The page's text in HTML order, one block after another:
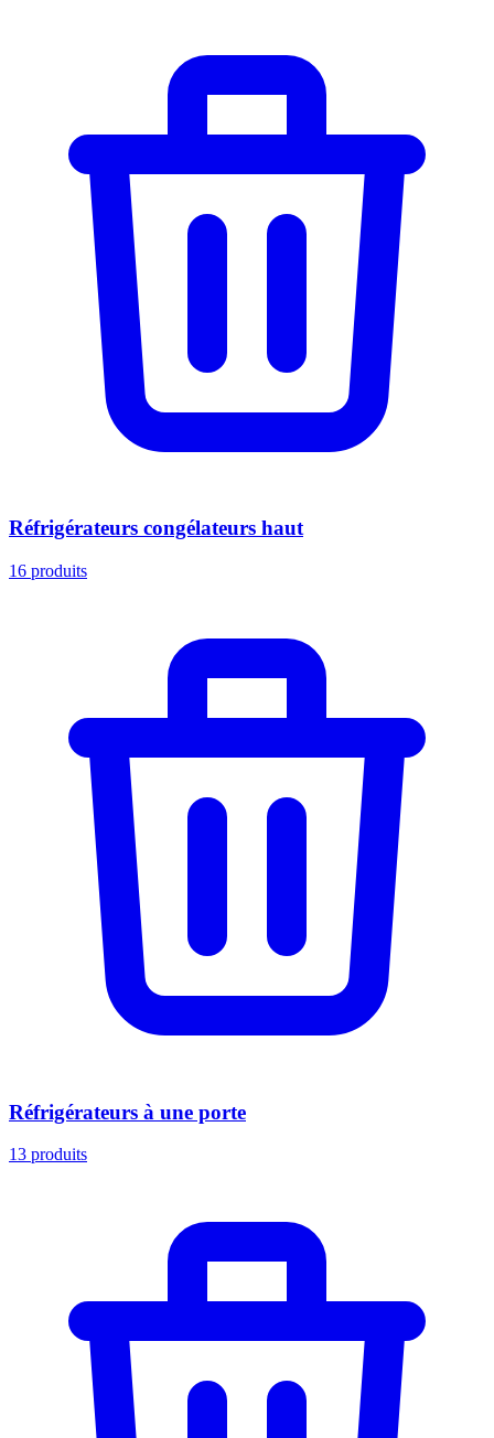
Réfrigérateurs congélateurs haut
16 produits
Réfrigérateurs à une porte
13 produits